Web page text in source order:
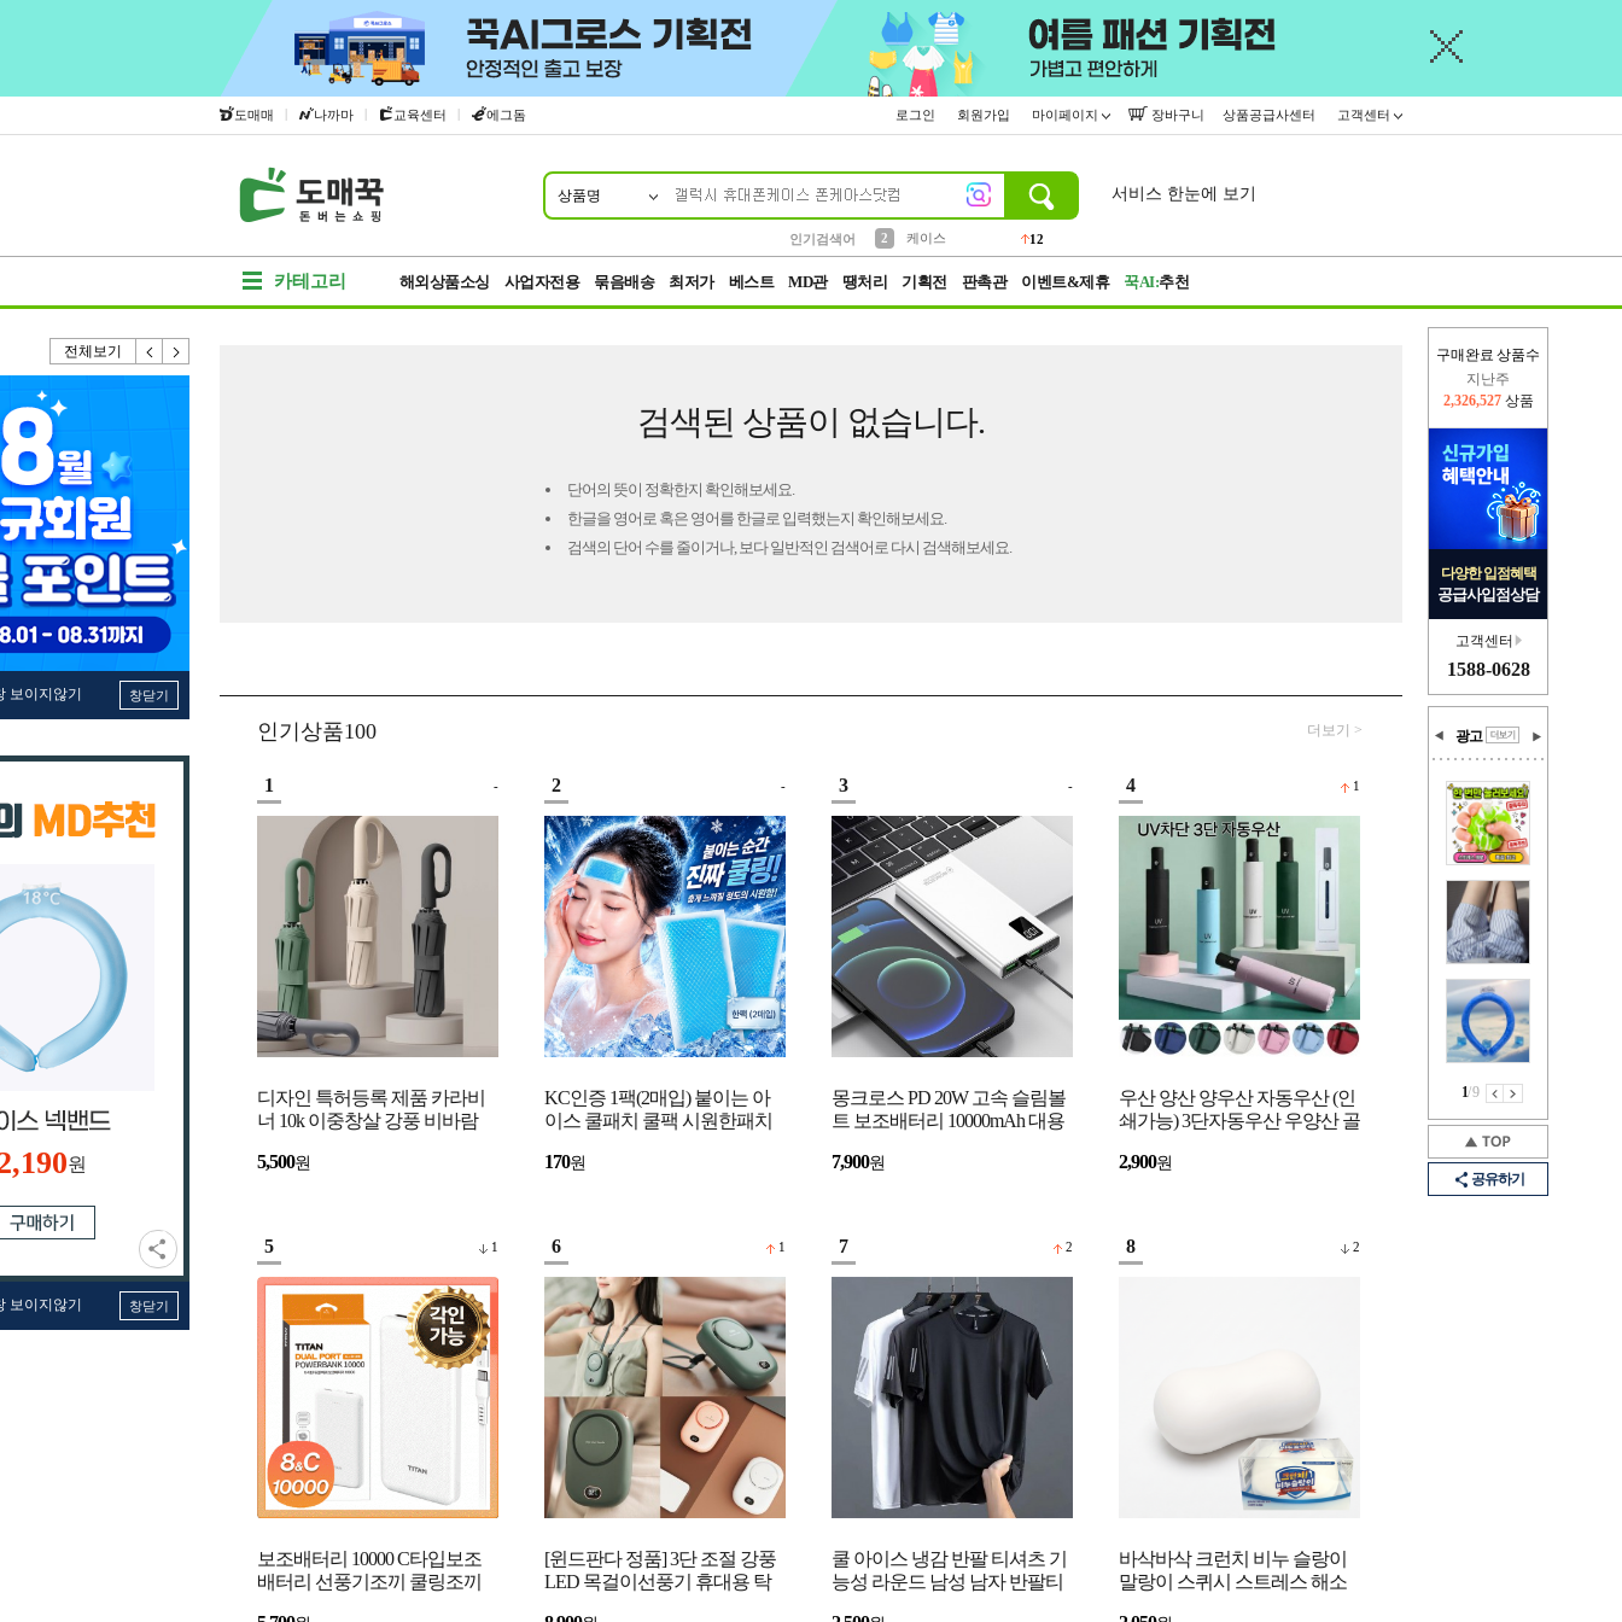
도매매 | 나까마 | 교육센터 | 에그돔 로그인 회원가입 마이페이지 장바구니 상품공급사센터 고객센터
상품명
인기검색어
2
케이스
12
서비스 한눈에 보기
카테고리 해외상품소싱 사업자전용 묶음배송 최저가 베스트 MD관 땡처리 기획전 판촉관 이벤트&제휴 꾹AI:추천
전체보기
보이지않기 창닫기
원
보이지않기 창닫기
구매완료 상품수
지난주
2,326,527 상품
다양한 입점혜택
공급사입점상담
고객센터
1588-0628
광고
1/9
공유하기
검색된 상품이 없습니다.
단어의 뜻이 정확한지 확인해보세요.
한글을 영어로 혹은 영어를 한글로 입력했는지 확인해보세요.
검색의 단어 수를 줄이거나, 보다 일반적인 검색어로 다시 검색해보세요.
인기상품100 더보기 >
1 -
디자인 특허등록 제품 카라비
너 10k 이중창살 강풍 비바람
5,500원
2 -
KC인증 1팩(2매입) 붙이는 아
이스 쿨패치 쿨팩 시원한패치
170원
3 -
몽크로스 PD 20W 고속 슬림볼
트 보조배터리 10000mAh 대용
충전 보조밧데리
7,900원
4 1
우산 양산 양우산 자동우산 (인
쇄가능) 3단자동우산 우양산 골
산 암막 방수
2,900원
5 1
보조배터리 10000 C타입보조
배터리 선풍기조끼 쿨링조끼
6 1
[윈드판다 정품] 3단 조절 강풍
LED 목걸이선풍기 휴대용 탁
7 2
쿨 아이스 냉감 반팔 티셔츠 기
능성 라운드 남성 남자 반팔티
8 2
바삭바삭 크런치 비누 슬랑이
말랑이 스퀴시 스트레스 해소